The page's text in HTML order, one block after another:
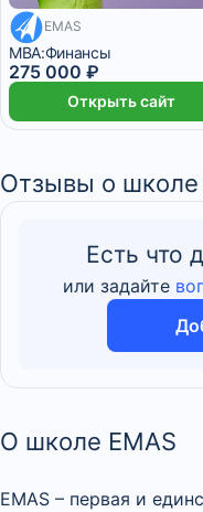
22 916 ₽/мес
EMAS
MBA:Финансы
275 000 ₽
Открыть сайт
Отзывы о школе
Есть что
или задайте
О школе EMAS
EMAS – первая и